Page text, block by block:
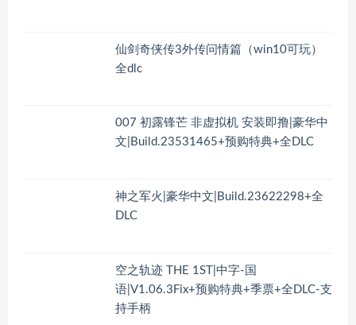
仙剑奇侠传3外传问情篇（win10可玩）
全dlc
007 初露锋芒 非虚拟机 安装即撸|豪华中
文|Build.23531465+预购特典+全DLC
神之军火|豪华中文|Build.23622298+全
DLC
空之轨迹 THE 1ST|中字-国
语|V1.06.3Fix+预购特典+季票+全DLC-支
持手柄